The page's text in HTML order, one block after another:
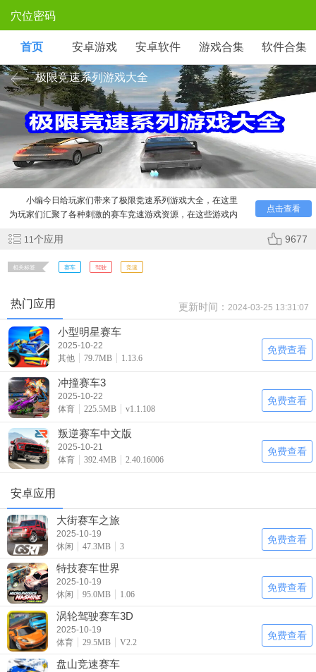
穴位密码
首页 安卓游戏 安卓软件 游戏合集 软件合集
极限竞速系列游戏大全
点击查看
小编今日给玩家们带来了极限竞速系列游戏大全，在这里
为玩家们汇聚了各种刺激的赛车竞速游戏资源，在这些游戏内
式，给玩家们带来不一样的游戏体验，感兴趣的玩家们快来下
11个应用 9677
相关标签 赛车 驾驶 竞速
热门应用 更新时间： 2024-03-25 13:31:07
小型明星赛车
2025-10-22
其他
79.7MB 1.13.6
免费查看
冲撞赛车3
2025-10-22
体育
225.5MB v1.1.108
免费查看
叛逆赛车中文版
2025-10-21
体育
392.4MB 2.40.16006
免费查看
安卓应用
大街赛车之旅
2025-10-19
休闲
47.3MB 3
免费查看
特技赛车世界
2025-10-19
休闲
95.0MB 1.06
免费查看
涡轮驾驶赛车3D
2025-10-19
体育
29.5MB V2.2
免费查看
盘山竞速赛车